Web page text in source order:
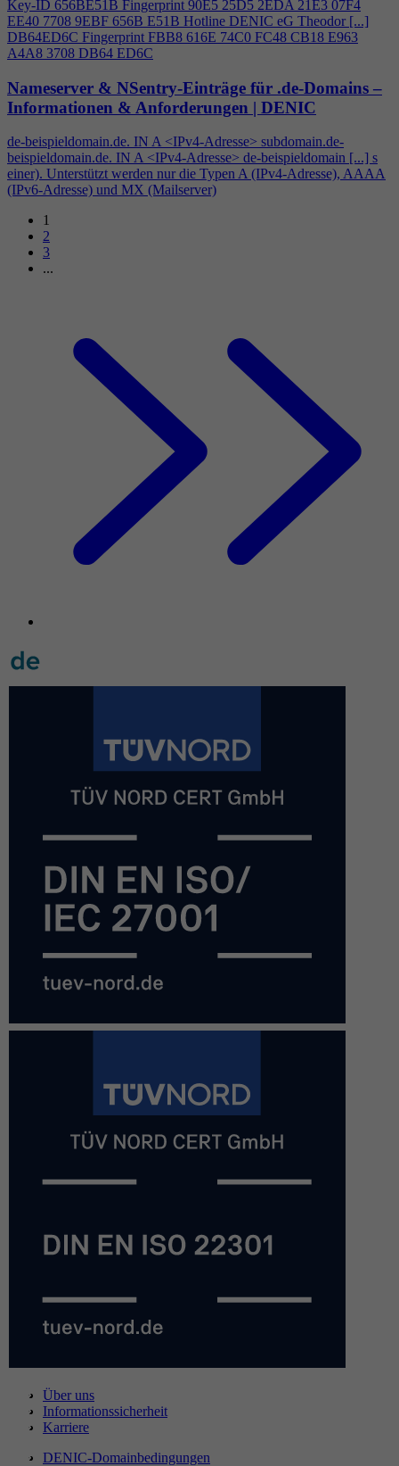
Key-ID 656BE51B Fingerprint 90E5 25D5 2EDA 21E3 07F4
EE40 7708 9EBF 656B E51B Hotline DENIC eG Theodor [...]
DB64ED6C Fingerprint FBB8 616E 74C0 FC48 CB18 E963
A4A8 3708 DB64 ED6C
Nameserver & NSentry-Einträge für .de-Domains –
Informationen & Anforderungen | DENIC
de-beispieldomain.de. IN A <IPv4-Adresse> subdomain.de-
beispieldomain.de. IN A <IPv4-Adresse> de-beispieldomain [...] s
einer). Unterstützt werden nur die Typen A (IPv4-Adresse), AAAA
(IPv6-Adresse) und MX (Mailserver)
1
2
3
...
Über uns
Informationssicherheit
Karriere
DENIC-Domainbedingungen